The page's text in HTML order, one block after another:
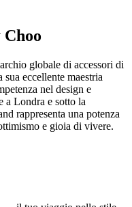
globale di accessori di
eccellente maestria
nel design e
a Londra e sotto la
rappresenta una potenza
e gioia di vivere.